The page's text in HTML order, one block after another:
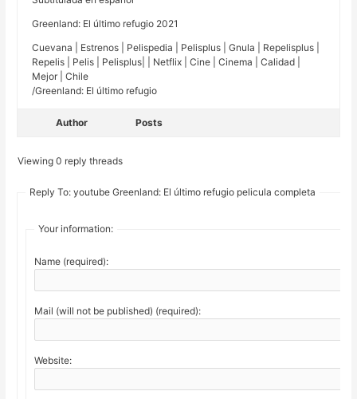
Greenland: El último refugio 2021
Cuevana | Estrenos | Pelispedia | Pelisplus | Gnula | Repelisplus |
Repelis | Pelis | Pelisplus| | Netflix | Cine | Cinema | Calidad |
Mejor | Chile
/Greenland: El último refugio
Author Posts
Viewing 0 reply threads
Reply To: youtube Greenland: El último refugio pelicula completa
Your information:
Name (required):
Mail (will not be published) (required):
Website: